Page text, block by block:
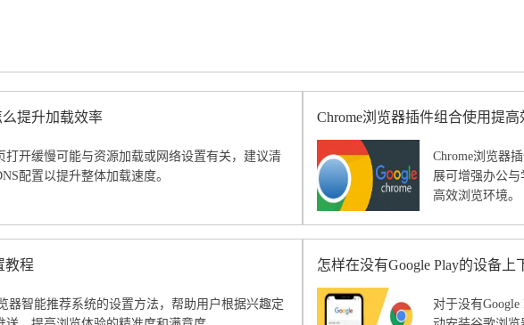
提升加载效率
打开缓慢可能与资源加载或网络设置有关，建议清
配置以提升整体加载速度。
Chrome浏览器插件组合使用提
Chrome浏览器
展可增强办公
高效浏览环境。
教程
器智能推荐系统的设置方法，帮助用户根据兴趣定
怎样在没有Google Play的设备上
对于没有